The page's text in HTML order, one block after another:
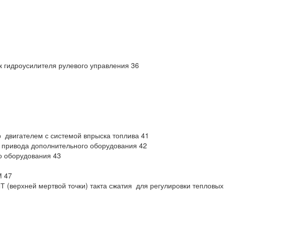
рулевого управления 36
с системой впрыска топлива 41
дополнительного оборудования 42
оборудования 43
47
мертвой точки) такта сжатия для регулировки тепловых